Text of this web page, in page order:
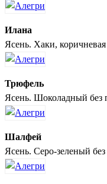
Илана
Ясень. Хаки,
Трюфель
Ясень. Шоколадный без
Шалфей
Ясень. Серо-зеленый